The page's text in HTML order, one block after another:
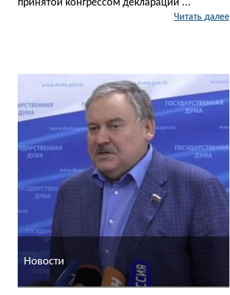
принятой конгрессом декларации ...
Читать далее
Новости